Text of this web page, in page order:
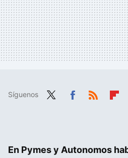
Síguenos
En Pymes y Autonomos